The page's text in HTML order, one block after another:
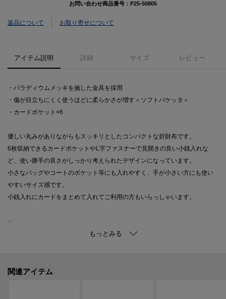
お問い合わせ商品番号： P25-50805
返品について お取り寄せについて
アイテム説明 詳細 サイズ レビュー
・パラディウムメッキを施した金具を採用
・傷が目立ちにくく使うほどに柔らかさが増す＜ソフトバケッタ＞
・カードポケット×6
優しい丸みがありながらもスッキリとしたコンパクトな折財布です。
6枚収納できるカードポケットやL字ファスナーで見開きの良い小銭入れな
ど、使い勝手の良さがしっかり考えられたデザインになっています。
小さなバッグやコートのポケット等にも入れやすく、手が小さい方にも使い
やすいサイズ感です。
小銭入れにカードをまとめて入れてご利用の方もいらっしゃいます。
関連アイテム